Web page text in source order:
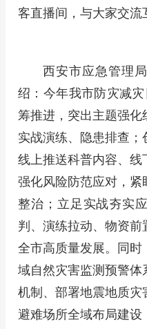
客直播间，与大家交流
西安市应急管理
绍：今年我市防灾减
筹推进，突出主题强化
实战演练、隐患排查；
线上推送科普内容、线
强化风险防范应对，
整治；立足实战夯实
判、演练拉动、物资
全市高质量发展。同
域自然灾害监测预警
机制、部署地震地质
避难场所全域布局建